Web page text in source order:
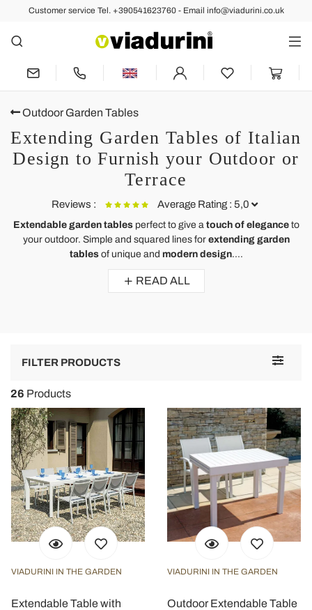
Customer service Tel. +390541623760 - Email info@viadurini.co.uk
Outdoor Garden Tables
Extending Garden Tables of Italian
Design to Furnish your Outdoor or
Terrace
Reviews : Average Rating : 5,0
Extendable outdoor table made of teak wood Amalfi
J'ai acheté cette table extensible en teck pour mon jardin et je n'aurais
pas pu faire un meilleur achat.
Extendable garden tablesperfect to give a touch of eleganceto
your outdoor. Simple and squared lines for extending garden
tablesof unique and modern design....
READ ALL
Toggle
FILTER PRODUCTS
26 Products
VIADURINI IN THE GARDEN
Extendable Table with
VIADURINI IN THE GARDEN
Outdoor Extendable Table